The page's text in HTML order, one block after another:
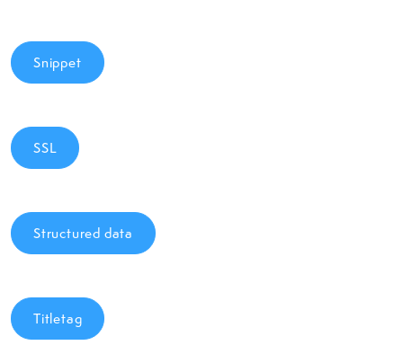
Snippet
SSL
Structured data
Titletag